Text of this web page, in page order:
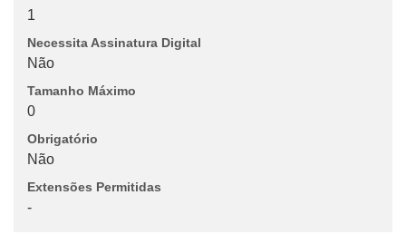
1
Necessita Assinatura Digital
Não
Tamanho Máximo
0
Obrigatório
Não
Extensões Permitidas
-